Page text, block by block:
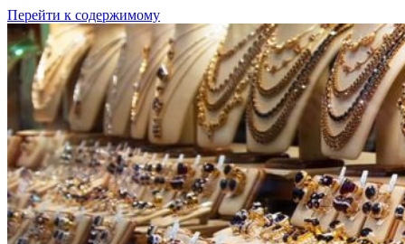
Перейти к содержимому